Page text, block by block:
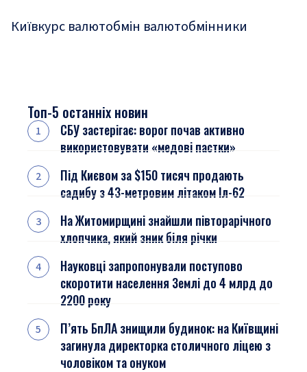
Київкурс валютобмін валютобмінники
Топ-5 останніх новин
СБУ застерігає: ворог почав активно
використовувати «медові пастки»
Під Києвом за $150 тисяч продають
садибу з 43-метровим літаком Іл-62
На Житомирщині знайшли півторарічного
хлопчика, який зник біля річки
Науковці запропонували поступово
скоротити населення Землі до 4 млрд до
2200 року
П’ять БпЛА знищили будинок: на Київщині
загинула директорка столичного ліцею з
чоловіком та онуком